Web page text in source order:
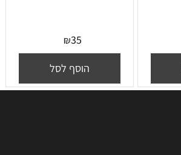
₪35
הוסף לסל